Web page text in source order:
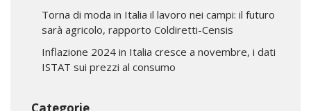
Torna di moda in Italia il lavoro nei campi: il futuro
sarà agricolo, rapporto Coldiretti-Censis
Inflazione 2024 in Italia cresce a novembre, i dati
ISTAT sui prezzi al consumo
Categorie